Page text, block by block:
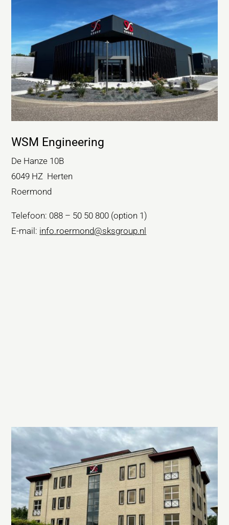
WSM Engineering
De Hanze 10B
6049 HZ Herten
Roermond
Telefoon: 088 – 50 50 800 (option 1)
E-mail: info.roermond@sksgroup.nl